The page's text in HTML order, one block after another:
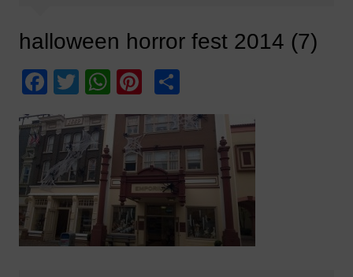
halloween horror fest 2014 (7)
F
a
c
e
b
o
o
T
w
itt
er
W
h
at
s
A
p
p
Pi
nt
er
e
st
T
ei
le
n